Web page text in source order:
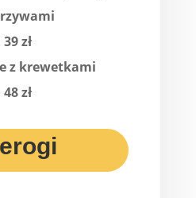
39 zł
z krewetkami
48 zł